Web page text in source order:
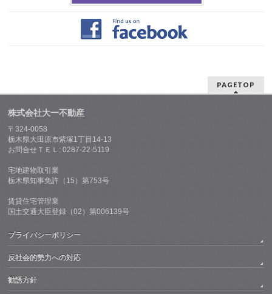
PAGETOP
株式会社大一不動産
〒324-0058
栃木県大田原市紫塚1丁目14-13
お問合せＴＥＬ: 0287-22-5119
宅地建物取引業
栃木県知事免許（15）第753号
賃貸住宅管理業
国土交通大臣登録（02）第006139号
プライバシーポリシー
反社会的勢力への対応
勧誘方針